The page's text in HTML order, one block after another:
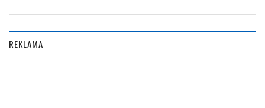
REKLAMA